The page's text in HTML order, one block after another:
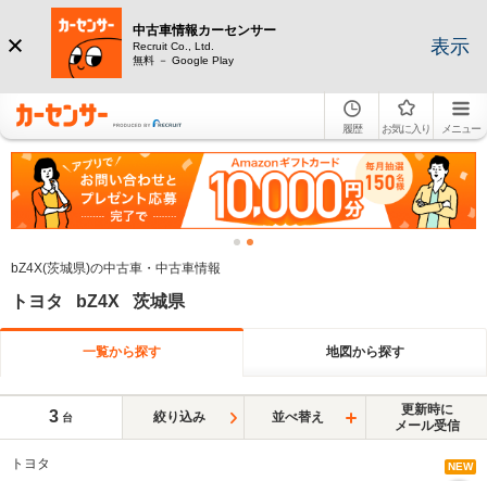
中古車情報カーセンサー
Recruit Co., Ltd.
無料 － Google Play
表示
履歴 お気に入り メニュー
bZ4X(茨城県)の中古車・中古車情報
トヨタ bZ4X 茨城県
一覧から探す 地図から探す
3 台 絞り込み 並べ替え
更新時に
メール受信
トヨタ NEW